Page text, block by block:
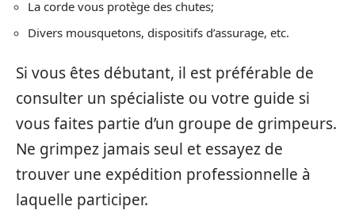
La corde vous protège des chutes;
Divers mousquetons, dispositifs d’assurage, etc.
Si vous êtes débutant, il est préférable de
consulter un spécialiste ou votre guide si
vous faites partie d’un groupe de grimpeurs.
Ne grimpez jamais seul et essayez de
trouver une expédition professionnelle à
laquelle participer.